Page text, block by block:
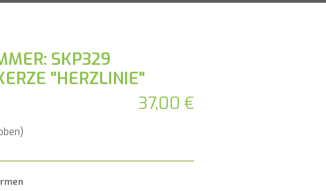
SKP329
"HERZLINIE"
37,00 €